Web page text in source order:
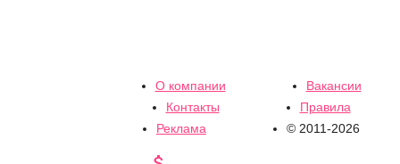
О компании
Вакансии
Контакты
Правила
Реклама
© 2011-2026